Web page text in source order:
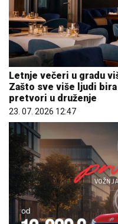
Letnje večeri u gradu
Zašto sve više ljudi
pretvori u druženje
23. 07. 2026 12:47